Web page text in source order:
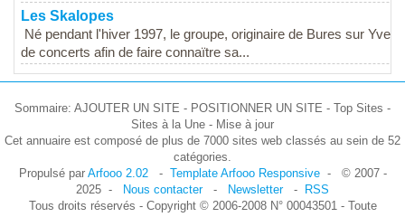
Les Skalopes
Né pendant l'hiver 1997, le groupe, originaire de Bures sur
de concerts afin de faire connaïtre sa...
Sommaire: AJOUTER UN SITE - POSITIONNER UN SITE - Top Sites -
Sites à la Une - Mise à jour
Cet annuaire est composé de plus de 7000 sites web classés au sein de 52
catégories.
Propulsé par Arfooo 2.02- Template Arfooo Responsive- © 2007 -
2025 -
Nous contacter- Newsletter-
RSS
Tous droits réservés - Copyright © 2006-2008 N° 00043501 - Toute